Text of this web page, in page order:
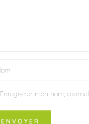
Enregistrer mon nom,